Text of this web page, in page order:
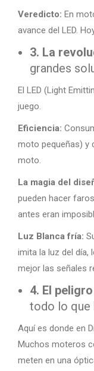
Veredicto: En
avance del LED.
3. La
grandes
El LED (Light
juego.
Eficiencia:
moto pequeñas) y
moto.
La magia del
pueden hacer
antes eran
Luz Blanca fría:
imita la luz del día,
mejor las señales
4. El
todo lo que
Aquí es donde en
Muchos moteros
meten en una